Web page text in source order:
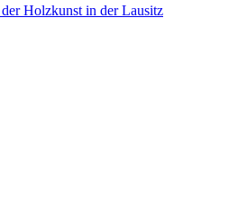
Holzkunst in der Lausitz